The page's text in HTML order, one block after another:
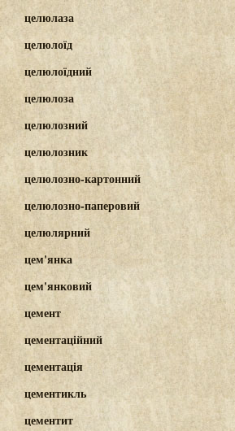
целюлаза
целюлоїд
целюлоїдний
целюлоза
целюлозний
целюлозник
целюлозно-картонний
целюлозно-паперовий
целюлярний
цем'янка
цем'янковий
цемент
цементаційний
цементація
цементикль
цементит